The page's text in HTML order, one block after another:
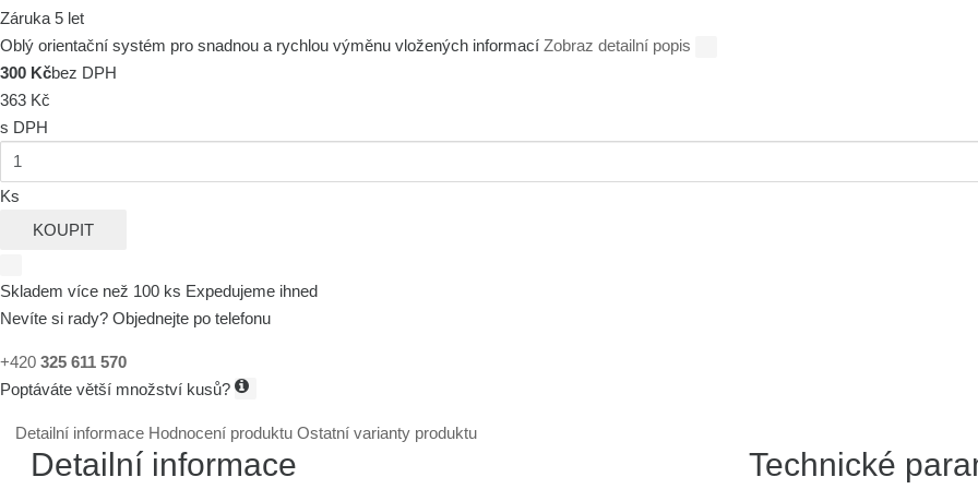
Záruka 5 let
Oblý orientační systém pro snadnou a rychlou výměnu vložených informací Zobraz detailní popis
300 Kčbez DPH
363 Kč
s DPH
Ks
KOUPIT
Skladem více než 100 ks Expedujeme ihned
Nevíte si rady? Objednejte po telefonu
+420 325 611 570
Poptáváte větší množství kusů?
Detailní informace Hodnocení produktuOstatní varianty produktu
Detailní informace Technické